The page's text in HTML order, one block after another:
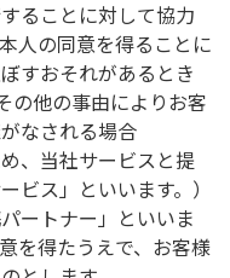
ることに対して協力
人の同意を得ることに
すおそれがあるとき
の他の事由によりお客
なされる場合
、当社サービスと提
ビス」といいます。）
ートナー」といいま
を得たうえで、お客様